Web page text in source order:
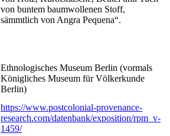
von buntem baumwollenen Stoff,
sämmtlich von Angra Pequena“.
Ethnologisches Museum Berlin (vormals
Königliches Museum für Völkerkunde
Berlin)
https://www.postcolonial-provenance-
research.com/datenbank/exposition/rpm_v-
1459/